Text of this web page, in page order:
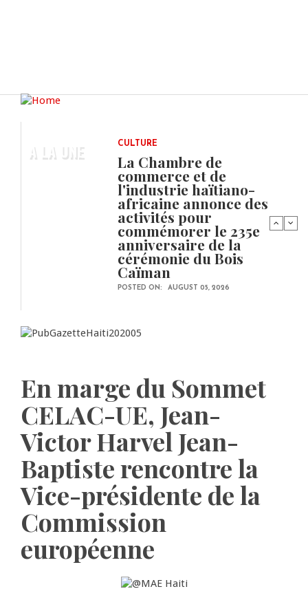
A LA UNE CULTURE
La Chambre de
commerce et de
l'industrie haïtiano-
africaine annonce des
activités pour
commémorer le 235e
anniversaire de la
cérémonie du Bois
Caïman
POSTED ON: AUGUST 05, 2026
En marge du Sommet
CELAC-UE, Jean-
Victor Harvel Jean-
Baptiste rencontre la
Vice-présidente de la
Commission
européenne